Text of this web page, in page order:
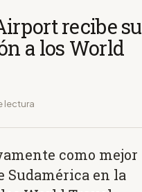
recibe su
a los World
lectura
como mejor
Sudamérica en la